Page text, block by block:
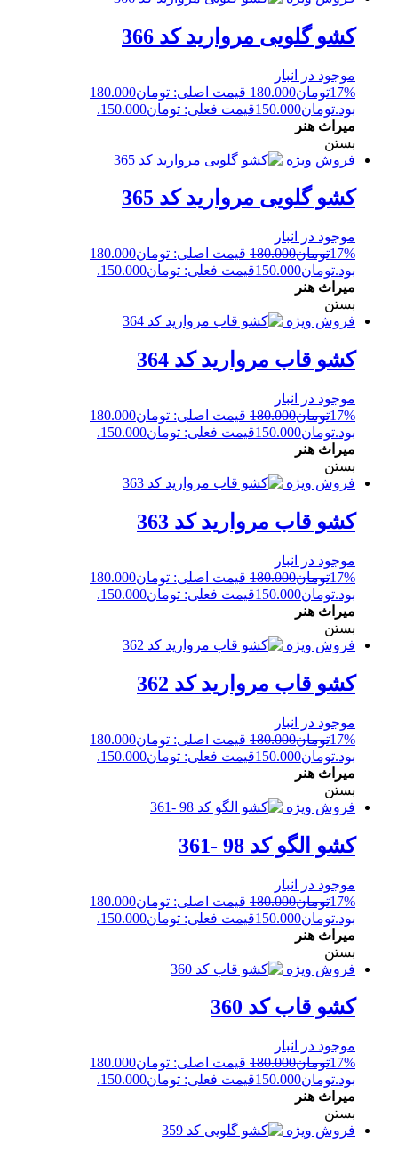
کشو گلویی مروارید کد 366
موجود در انبار
17%تومان180.000
قیمت اصلی: تومان180.000
بود.تومان150.000قیمت فعلی: تومان150.000.
میراث هنر
بستن
فروش ویژه
کشو گلویی مروارید کد 365
موجود در انبار
17%تومان180.000
قیمت اصلی: تومان180.000
بود.تومان150.000قیمت فعلی: تومان150.000.
میراث هنر
بستن
فروش ویژه
کشو قاب مروارید کد 364
موجود در انبار
17%تومان180.000
قیمت اصلی: تومان180.000
بود.تومان150.000قیمت فعلی: تومان150.000.
میراث هنر
بستن
فروش ویژه
کشو قاب مروارید کد 363
موجود در انبار
17%تومان180.000
قیمت اصلی: تومان180.000
بود.تومان150.000قیمت فعلی: تومان150.000.
میراث هنر
بستن
فروش ویژه
کشو قاب مروارید کد 362
موجود در انبار
17%تومان180.000
قیمت اصلی: تومان180.000
بود.تومان150.000قیمت فعلی: تومان150.000.
میراث هنر
بستن
فروش ویژه
کشو الگو کد 98 -361
موجود در انبار
17%تومان180.000
قیمت اصلی: تومان180.000
بود.تومان150.000قیمت فعلی: تومان150.000.
میراث هنر
بستن
فروش ویژه
کشو قاب کد 360
موجود در انبار
17%تومان180.000
قیمت اصلی: تومان180.000
بود.تومان150.000قیمت فعلی: تومان150.000.
میراث هنر
بستن
فروش ویژه